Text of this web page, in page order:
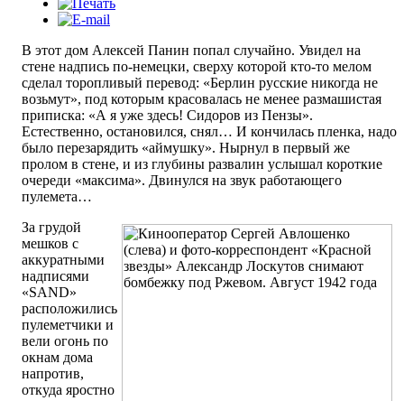
В этот дом Алексей Панин попал случайно. Увидел на
стене надпись по-немецки, сверху которой кто-то мелом
сделал торопливый перевод: «Берлин русские никогда не
возьмут», под которым красовалась не менее размашистая
приписка: «А я уже здесь! Сидоров из Пензы».
Естественно, остановился, снял… И кончилась пленка, надо
было перезарядить «аймушку». Нырнул в первый же
пролом в стене, и из глубины развалин услышал короткие
очереди «максима». Двинулся на звук работающего
пулемета…
За грудой
мешков с
аккуратными
надписями
«SAND»
расположились
пулеметчики и
вели огонь по
окнам дома
напротив,
откуда яростно